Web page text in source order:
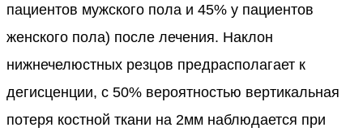
пациентов мужского пола и 45% у пациентов
женского пола) после лечения. Наклон
нижнечелюстных резцов предрасполагает к
дегисценции, с 50% вероятностью вертикальная
потеря костной ткани на 2мм наблюдается при